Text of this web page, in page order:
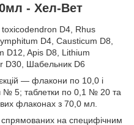
- Хел-Вет
D4, Rhus
D4, Causticum D8,
D12, Apis D8, Lithium
D30, Шабельник D6
— флакони по 10,0 і
№ 5; таблетки по 0,1 № 20 та
флаконах з 70,0 мл.
на специфічним